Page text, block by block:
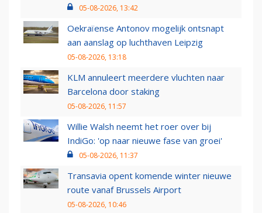
05-08-2026, 13:42
Oekraïense Antonov mogelijk ontsnapt
aan aanslag op luchthaven Leipzig
05-08-2026, 13:18
KLM annuleert meerdere vluchten naar
Barcelona door staking
05-08-2026, 11:57
Willie Walsh neemt het roer over bij
IndiGo: 'op naar nieuwe fase van groei'
05-08-2026, 11:37
Transavia opent komende winter nieuwe
route vanaf Brussels Airport
05-08-2026, 10:46